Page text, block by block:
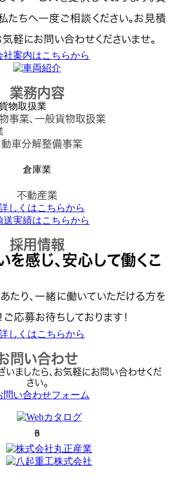
たちへ一度ご相談ください。お見積
軽にお問い合わせくださいませ。
業務内容
事業､一般貨物取扱業
動車分解整備事業
倉庫業
不動産業
採用情報
を感じ、安心して働くこ
たり、一緒に働いていただける方を
応募お待ちしております！
問い合わせ
いましたら、お気軽にお問い合わせくだ
さい｡
0
3
0
6
8
3